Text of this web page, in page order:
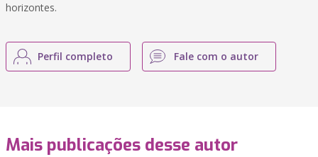
horizontes.
Perfil completo Fale com o autor
Mais publicações desse autor